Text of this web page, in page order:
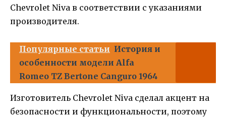
Chevrolet Niva в соответствии с указаниями
производителя.
Популярные статьи История и
особенности модели Alfa
Romeo TZ Bertone Canguro 1964
Изготовитель Chevrolet Niva сделал акцент на
безопасности и функциональности, поэтому